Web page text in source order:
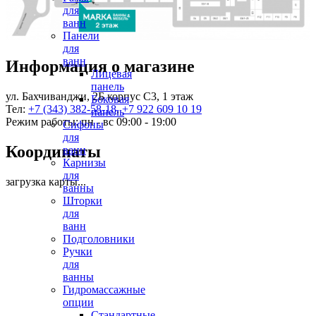
для
ванн
Панели
для
ванн
Лицевая
панель
Боковая
панель
Сифоны
для
ванн
Карнизы
для
ванны
Шторки
для
ванн
Подголовники
Ручки
для
ванны
Гидромассажные
опции
Информация о магазине
ул. Бахчиванджи, 2Б корпус С3, 1 этаж
Тел: +7 (343) 382-58-18,+7 922 609 10 19
Режим работы: пн - вс 09:00 - 19:00
Координаты
загрузка карты...